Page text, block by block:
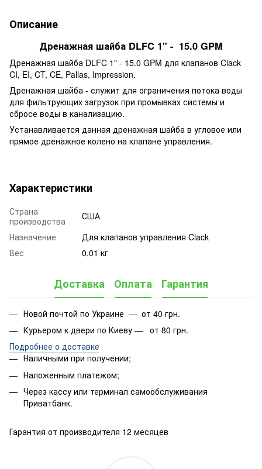
Описание
Дренажная шайба DLFC 1" - 15.0 GPM
Дренажная шайба DLFC 1" - 15.0 GPM для клапанов Clack
CI, EI, CT, CE, Pallas, Impression.
Дренажная шайба - служит для ограничения потока воды
для фильтрующих загрузок при промывках системы и
сбросе воды в канализацию.
Устанавливается данная дренажная шайба в угловое или
прямое дренажное колено на клапане управления.
Характеристики
Страна
производства
США
Назначение
Для клапанов управления Clack
Вес
0,01 кг
Доставка Оплата Гарантия
Новой почтой по Украине — от 40 грн.
Курьером к двери по Киеву — от 80 грн.
Подробнее о доставке
Наличными при получении;
Наложенным платежом;
Через кассу или терминал самообслуживания
Приватбанк.
Гарантия от производителя 12 месяцев